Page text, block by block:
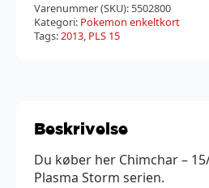
Varenummer (SKU): 5502800
Kategori: Pokemon enkeltkort
Tags:2013, PLS 15
Beskrivelse
Du køber her Chimchar –
Plasma Storm serien.